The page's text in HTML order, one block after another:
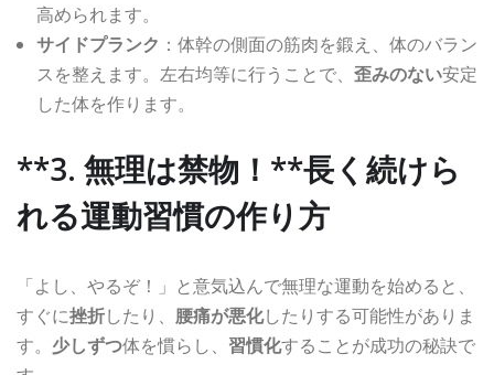
高められます。
サイドプランク ：体幹の側面の筋肉を鍛え、体のバラン
スを整えます。左右均等に行うことで、 歪みのない安定
した体を作ります。
**3. 無理は禁物！**長く続けら
れる運動習慣の作り方
「よし、やるぞ！」と意気込んで無理な運動を始めると、
すぐに挫折したり、 腰痛が悪化したりする可能性がありま
す。 少しずつ体を慣らし、 習慣化することが成功の秘訣で